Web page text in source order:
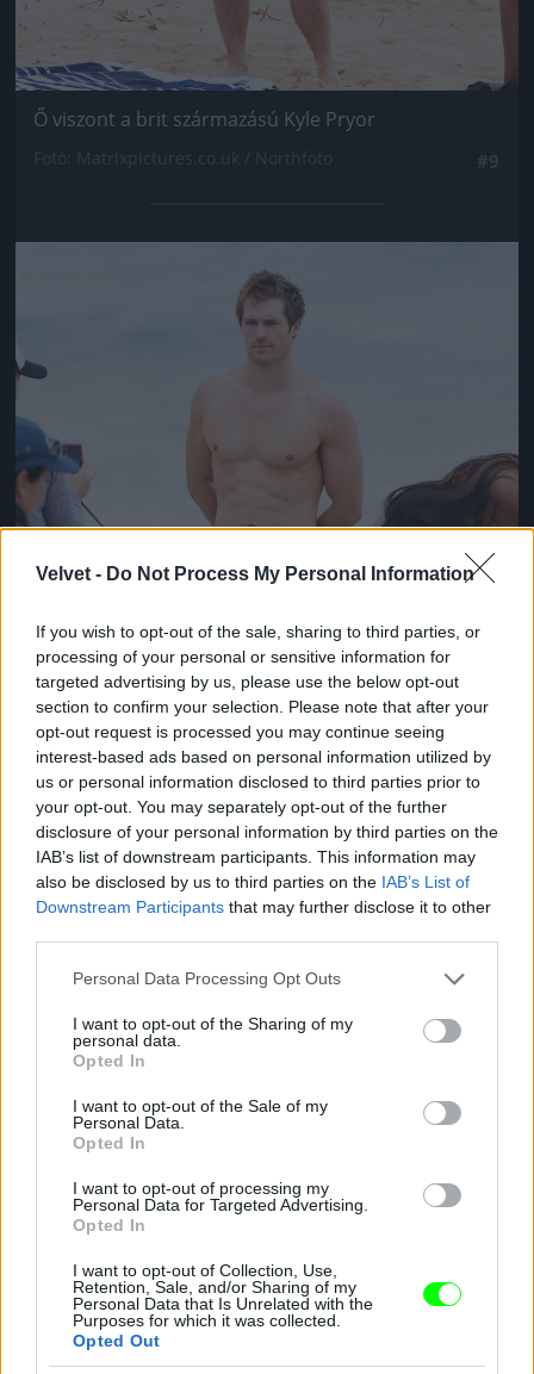
Velvet - Do Not Process My Personal Information
If you wish to opt-out of the sale, sharing to third parties, or
processing of your personal or sensitive information for
targeted advertising by us, please use the below opt-out
section to confirm your selection. Please note that after your
opt-out request is processed you may continue seeing
interest-based ads based on personal information utilized by
us or personal information disclosed to third parties prior to
your opt-out. You may separately opt-out of the further
disclosure of your personal information by third parties on the
IAB’s list of downstream participants. This information may
also be disclosed by us to third parties on the IAB’s List of
Downstream Participants that may further disclose it to other
Please note that this website/app uses one or more Google
not limited to your visit or usage behaviour. You may click to
grant or deny consent to Google and its third-party tags to
use your data for below specified purposes in below Google
consent section.
Personal Data Processing Opt Outs
I want to opt-out of the Sharing of my
personal data.
Opted In
I want to opt-out of the Sale of my
Personal Data.
Opted In
I want to opt-out of processing my
Personal Data for Targeted Advertising.
Opted In
I want to opt-out of Collection, Use,
Retention, Sale, and/or Sharing of my
Personal Data that Is Unrelated with the
Purposes for which it was collected.
Opted Out
Ő viszont a brit származású Kyle Pryor
Jön még kép!
Ő viszont a brit származású Kyle Pryor
Fotó: Matrixpictures.co.uk / Northfoto #10